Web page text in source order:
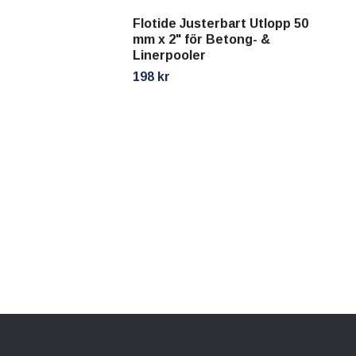
Flotide Justerbart Utlopp 50
mm x 2" för Betong- &
Linerpooler
198 kr